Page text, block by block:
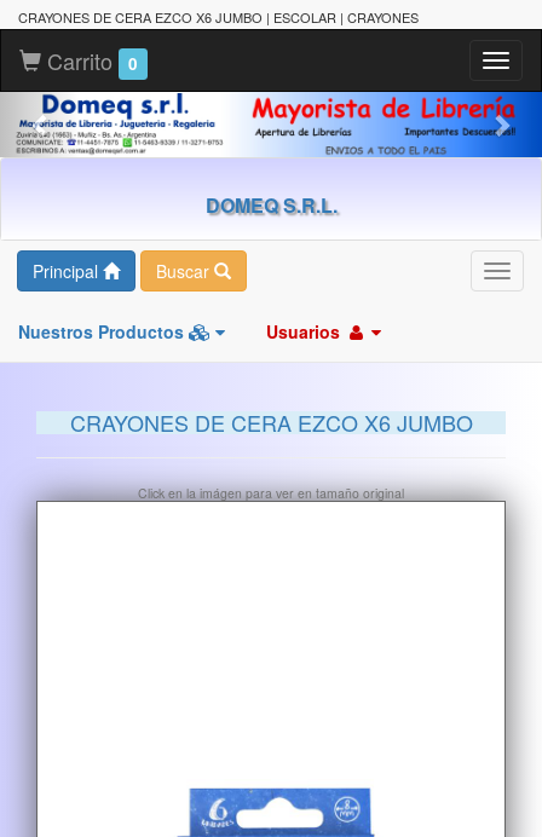
CRAYONES DE CERA EZCO X6 JUMBO | ESCOLAR | CRAYONES
Carrito 0
DOMEQ S.R.L.
Principal Buscar
Nuestros Productos Usuarios
CRAYONES DE CERA EZCO X6 JUMBO
Click en la imágen para ver en tamaño original